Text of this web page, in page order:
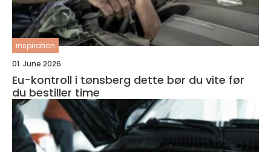
inspiration
01. June 2026
Eu-kontroll i tønsberg dette bør du vite før
du bestiller time